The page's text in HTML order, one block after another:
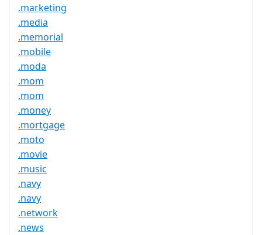
.marketing
.media
.memorial
.mobile
.moda
.mom
.mom
.money
.mortgage
.moto
.movie
.music
.navy
.navy
.network
.news